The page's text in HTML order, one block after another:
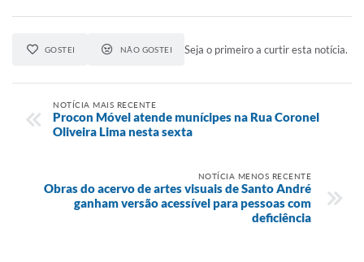
GOSTEI NÃO GOSTEI Seja o primeiro a curtir esta notícia.
NOTÍCIA MAIS RECENTE
Procon Móvel atende munícipes na Rua Coronel
Oliveira Lima nesta sexta
NOTÍCIA MENOS RECENTE
Obras do acervo de artes visuais de Santo André
ganham versão acessível para pessoas com
deficiência